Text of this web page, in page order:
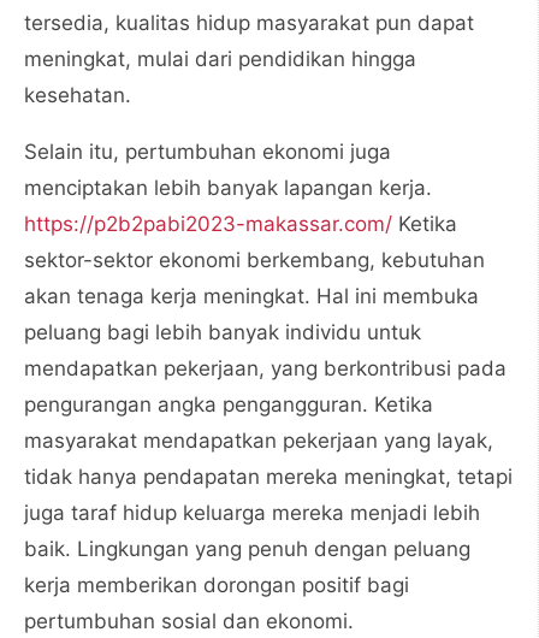
tersedia, kualitas hidup masyarakat pun dapat
meningkat, mulai dari pendidikan hingga
kesehatan.
Selain itu, pertumbuhan ekonomi juga
menciptakan lebih banyak lapangan kerja.
https://p2b2pabi2023-makassar.com/ Ketika
sektor-sektor ekonomi berkembang, kebutuhan
akan tenaga kerja meningkat. Hal ini membuka
peluang bagi lebih banyak individu untuk
mendapatkan pekerjaan, yang berkontribusi pada
pengurangan angka pengangguran. Ketika
masyarakat mendapatkan pekerjaan yang layak,
tidak hanya pendapatan mereka meningkat, tetapi
juga taraf hidup keluarga mereka menjadi lebih
baik. Lingkungan yang penuh dengan peluang
kerja memberikan dorongan positif bagi
pertumbuhan sosial dan ekonomi.